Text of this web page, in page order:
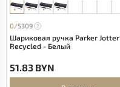
0/5309
Шариковая ручка Parker Jotter
Recycled - Белый
51.83 BYN